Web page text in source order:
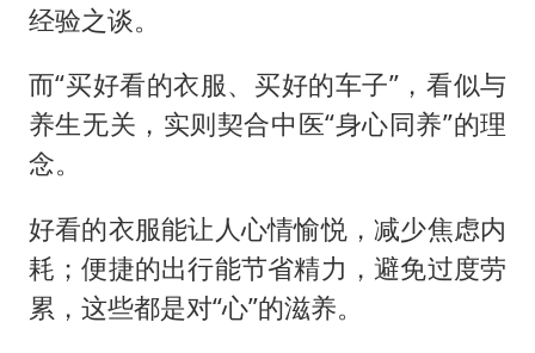
经验之谈。
而“买好看的衣服、买好的车子”，看似与
养生无关，实则契合中医“身心同养”的理
念。
好看的衣服能让人心情愉悦，减少焦虑内
耗；便捷的出行能节省精力，避免过度劳
累，这些都是对“心”的滋养。